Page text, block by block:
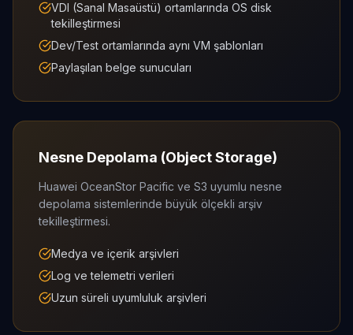
VDI (Sanal Masaüstü) ortamlarında OS disk
tekilleştirmesi
Dev/Test ortamlarında aynı VM şablonları
Paylaşılan belge sunucuları
Nesne Depolama (Object Storage)
Huawei OceanStor Pacific ve S3 uyumlu nesne
depolama sistemlerinde büyük ölçekli arşiv
tekilleştirmesi.
Medya ve içerik arşivleri
Log ve telemetri verileri
Uzun süreli uyumluluk arşivleri